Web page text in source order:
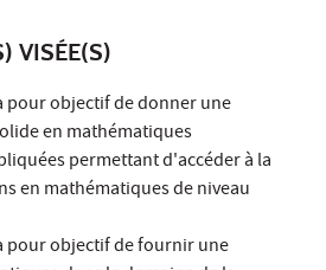
VISÉE(S)
pour objectif de donner une
en mathématiques
permettant d'accéder à la
en mathématiques de niveau
pour objectif de fournir une